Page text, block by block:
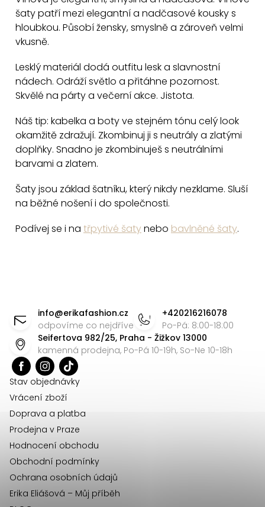
l
á
c
í
p
v
k
ý
p
i
s
šaty patří mezi elegantní a nadčasové kousky s
hloubkou. Působí žensky, smyslně a zároveň velmi
vkusně.
Lesklý materiál dodá outfitu lesk a slavnostní
nádech. Odráží světlo a přitáhne pozornost.
Skvělé na párty a večerní akce. Jistota.
Náš tip: kabelka a boty ve stejném tónu celý look
okamžitě zdražují. Zkombinuj ji s neutrály a zlatými
doplňky. Snadno je zkombinuješ s neutrálními
barvami a zlatem.
Šaty jsou základ šatníku, který nikdy nezklame. Sluší
na běžné nošení i do společnosti.
Podívej se i na třpytivé šatynebo bavlněné šaty.
info@erikafashion.cz
odpovíme co nejdříve
+420216216078
Po-Pá: 8:00-18:00
Seifertova 982/25, Praha - Žižkov 13000
kamenná prodejna, Po-Pá 10-19h, So-Ne 10-18h
Stav objednávky
Vrácení zboží
Doprava a platba
Prodejna v Praze
Hodnocení obchodu
Obchodní podmínky
Ochrana osobních údajů
Erika Eliášová – Můj příběh